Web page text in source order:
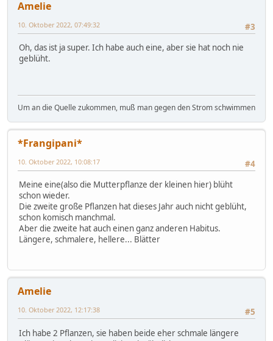
Amelie
#3
10. Oktober 2022, 07:49:32
Oh, das ist ja super. Ich habe auch eine, aber sie hat noch nie
geblüht.
Um an die Quelle zukommen, muß man gegen den Strom schwimmen
*Frangipani*
#4
10. Oktober 2022, 10:08:17
Meine eine(also die Mutterpflanze der kleinen hier) blüht
schon wieder.
Die zweite große Pflanzen hat dieses Jahr auch nicht geblüht,
schon komisch manchmal.
Aber die zweite hat auch einen ganz anderen Habitus.
Längere, schmalere, hellere... Blätter
Amelie
#5
10. Oktober 2022, 12:17:38
Ich habe 2 Pflanzen, sie haben beide eher schmale längere